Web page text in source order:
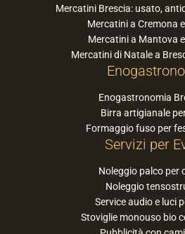
Mercatini Brescia: usato,
Mercatini a Cremona
Mercatini a Mantova
Mercatini di Natale a
Enogastronomia
Birra artigianale
Formaggio fuso per
Servizi per
Noleggio palco per
Noleggio
Service audio e luci
Stoviglie monouso bio